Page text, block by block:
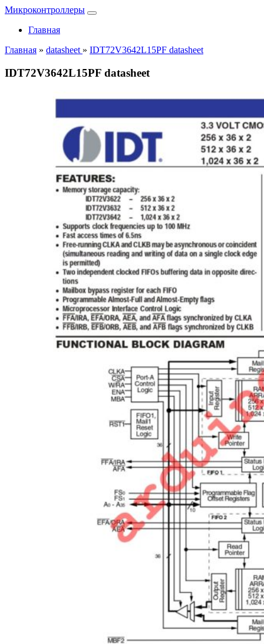
Микроконтроллеры
Главная
Главная » datasheet » IDT72V3642L15PF datasheet
IDT72V3642L15PF datasheet